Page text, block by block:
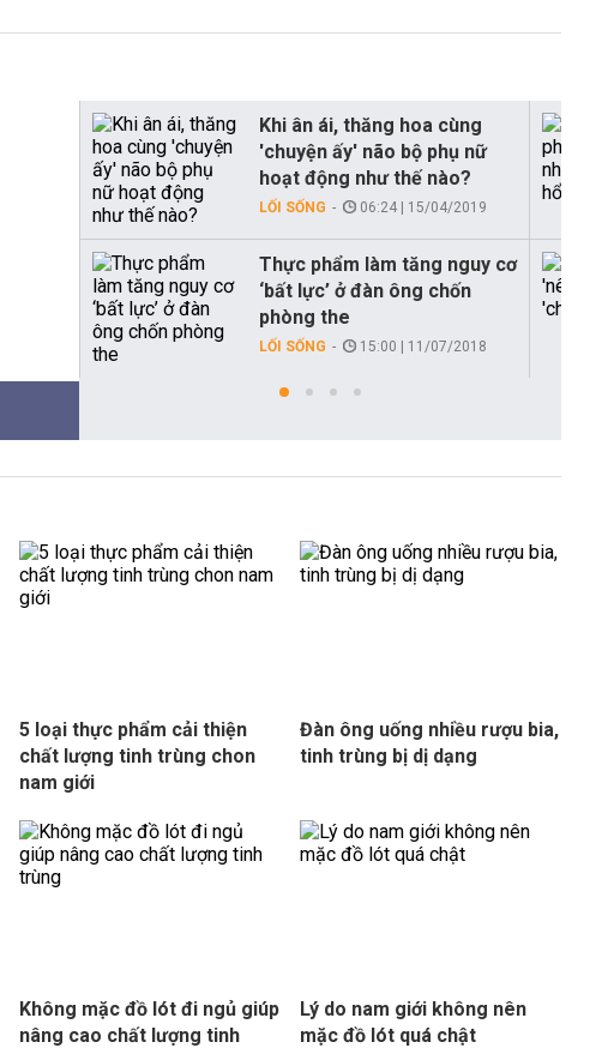
Khi ân ái, thăng hoa cùng
'chuyện ấy' não bộ phụ nữ
hoạt động như thế nào?
LỐI SỐNG 06:24 | 15/04/2019
Thực phẩm làm tăng nguy cơ
‘bất lực’ ở đàn ông chốn
phòng the
LỐI SỐNG 15:00 | 11/07/2018
5 loại thực phẩm cải thiện
chất lượng tinh trùng chon
nam giới
Đàn ông uống nhiều rượu bia,
tinh trùng bị dị dạng
Không mặc đồ lót đi ngủ giúp
nâng cao chất lượng tinh
Lý do nam giới không nên
mặc đồ lót quá chật